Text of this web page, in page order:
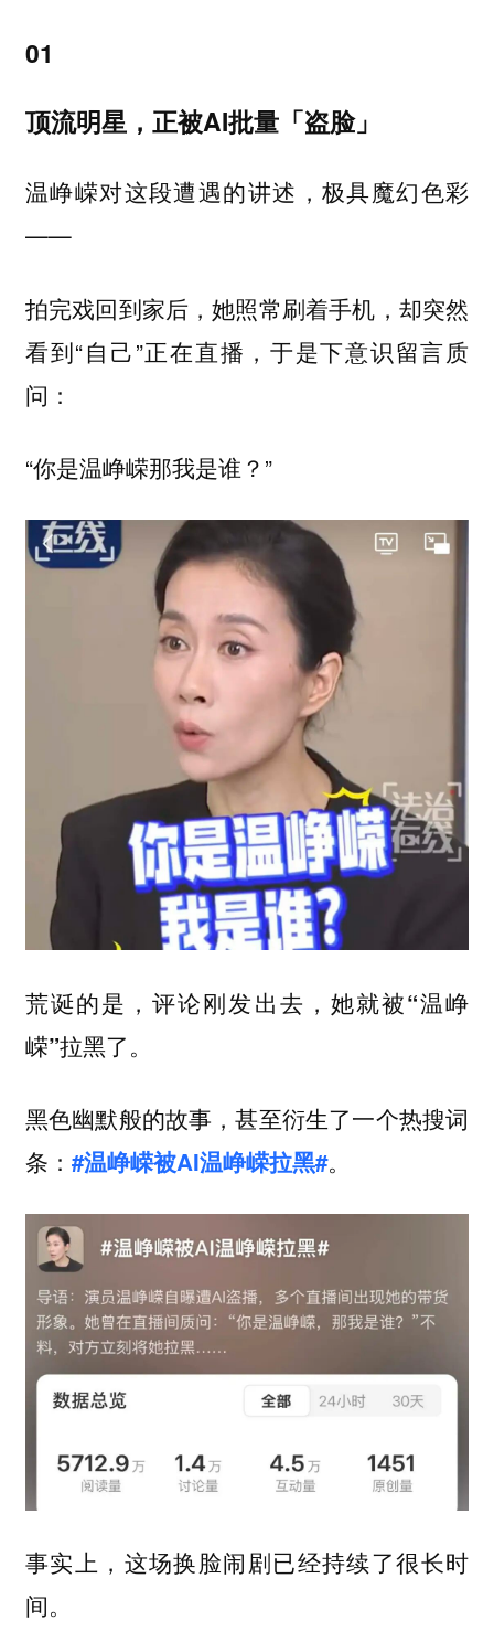
01
顶流明星，正被AI批量「盗脸」
温峥嵘对这段遭遇的讲述，极具魔幻色彩
——
拍完戏回到家后，她照常刷着手机，却突然
看到“自己”正在直播，于是下意识留言质
问：
“你是温峥嵘那我是谁？”
荒诞的是，评论刚发出去，她就被“温峥
嵘”拉黑了。
黑色幽默般的故事，甚至衍生了一个热搜词
条： #温峥嵘被AI温峥嵘拉黑#。
事实上，这场换脸闹剧已经持续了很长时
间。